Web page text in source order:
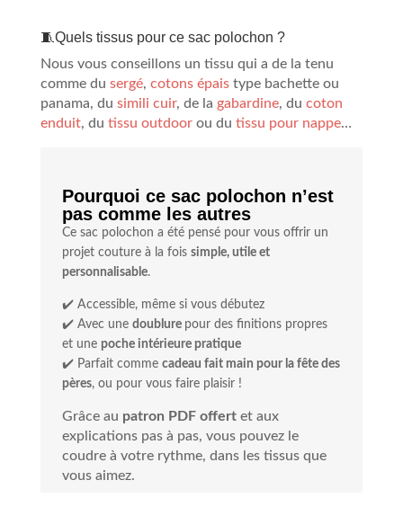
🧵Quels tissus pour ce sac polochon ?
Nous vous conseillons un tissu qui a de la tenu
comme du sergé, cotons épaistype bachette ou
panama, du simili cuir, de la gabardine, du coton
enduit, du tissu outdoorou du tissu pour nappe…
Pourquoi ce sac polochon n’est
pas comme les autres
Ce sac polochon a été pensé pour vous offrir un
projet couture à la fois simple, utile et
personnalisable.
✔️ Accessible, même si vous débutez
✔️ Avec une doublure pour des finitions propres
et une poche intérieure pratique
✔️ Parfait comme cadeau fait main pour la fête des
pères, ou pour vous faire plaisir !
Grâce au patron PDF offertet aux
explications pas à pas, vous pouvez le
coudre à votre rythme, dans les tissus que
vous aimez.